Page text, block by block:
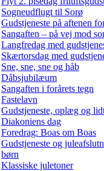
Sogneudflugt til Sorø
Gudstjeneste på aftenen
Sangaften – på vej mod
Langfredag med
Skærtorsdag med
Sne, sne, sne og håb
Dåbsjubilæum
Sangaften i forårets tegn
Fastelavn
Gudstjeneste, oplæg og
Diakoniens dag
Foredrag: Boas om Boas
Gudstjeneste og
børn
Klassiske juletoner